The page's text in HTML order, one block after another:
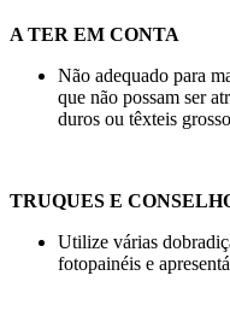
A TER EM CONTA
Não adequado para
que não possam ser
duros ou têxteis
TRUQUES E
Utilize várias
fotopainéis e